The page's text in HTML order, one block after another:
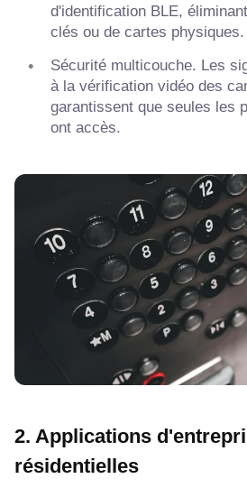
d'identification BLE,
clés ou de cartes physiques.
Sécurité multicouche. Les
à la vérification vidéo des
garantissent que seules les
ont accès.
2. Applications
résidentielles